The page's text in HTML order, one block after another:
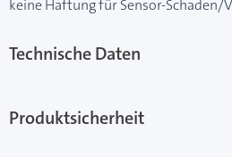
keine Haftung für Sensor-Schaden/
Technische Daten
Produktsicherheit